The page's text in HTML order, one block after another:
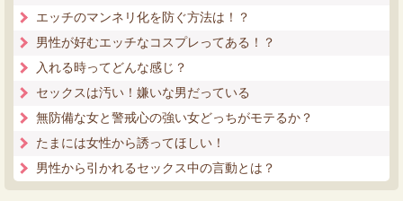
エッチのマンネリ化を防ぐ方法は！？
男性が好むエッチなコスプレってある！？
入れる時ってどんな感じ？
セックスは汚い！嫌いな男だっている
無防備な女と警戒心の強い女どっちがモテるか？
たまには女性から誘ってほしい！
男性から引かれるセックス中の言動とは？